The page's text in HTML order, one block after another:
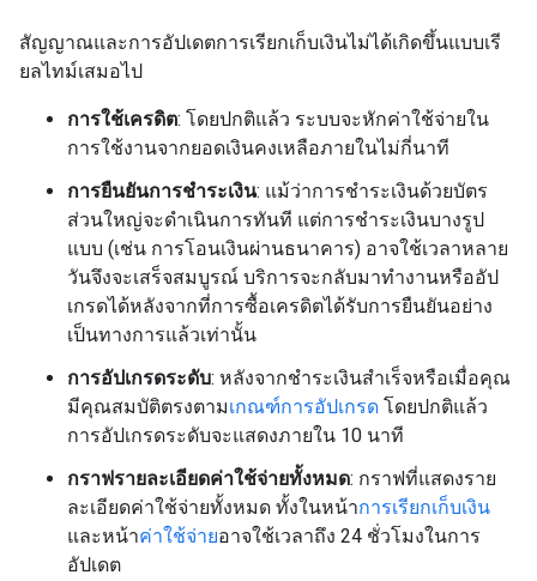
สัญญาณและการอัปเดตการเรียกเก็บเงินไม่ได้เกิดขึ้นแบบเรี
ยลไทม์เสมอไป
การใช้เครดิต: โดยปกติแล้ว ระบบจะหักค่าใช้จ่ายใน
การใช้งานจากยอดเงินคงเหลือภายในไม่กี่นาที
การยืนยันการชำระเงิน: แม้ว่าการชำระเงินด้วยบัตร
ส่วนใหญ่จะดำเนินการทันที แต่การชำระเงินบางรูป
แบบ (เช่น การโอนเงินผ่านธนาคาร) อาจใช้เวลาหลาย
วันจึงจะเสร็จสมบูรณ์ บริการจะกลับมาทำงานหรืออัป
เกรดได้หลังจากที่การซื้อเครดิตได้รับการยืนยันอย่าง
เป็นทางการแล้วเท่านั้น
การอัปเกรดระดับ: หลังจากชำระเงินสำเร็จหรือเมื่อคุณ
มีคุณสมบัติตรงตามเกณฑ์การอัปเกรด โดยปกติแล้ว
การอัปเกรดระดับจะแสดงภายใน 10 นาที
กราฟรายละเอียดค่าใช้จ่ายทั้งหมด: กราฟที่แสดงราย
ละเอียดค่าใช้จ่ายทั้งหมด ทั้งในหน้าการเรียกเก็บเงิน
และหน้าค่าใช้จ่ายอาจใช้เวลาถึง 24 ชั่วโมงในการ
อัปเดต